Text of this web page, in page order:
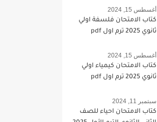
أغسطس 15, 2024
كتاب الامتحان فلسفة اولي
ثانوي 2025 ترم اول pdf
أغسطس 15, 2024
كتاب الامتحان كيمياء اولي
ثانوي 2025 ترم اول pdf
سبتمبر 11, 2024
كتاب الامتحان احياء للصف